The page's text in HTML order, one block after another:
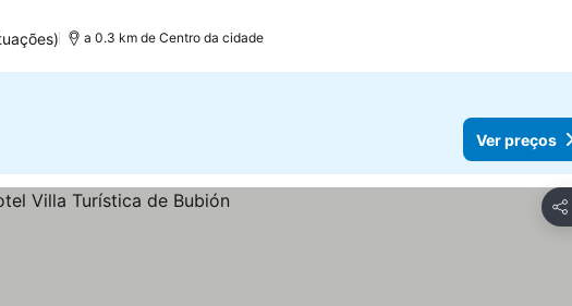
a 0.3 km de Centro da cidade
Ver preços